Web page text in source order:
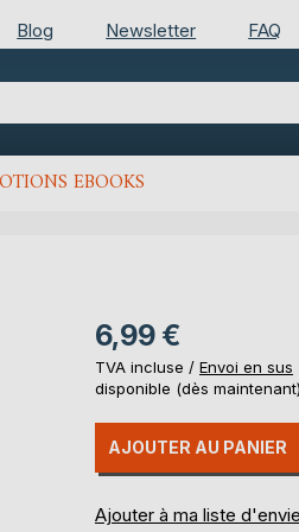
Blog Newsletter FAQ
EBOOKS
6,99 €
TVA incluse / Envoi en sus
disponible (dès maintenant)
AJOUTER AU PANIER
Ajouter à ma liste